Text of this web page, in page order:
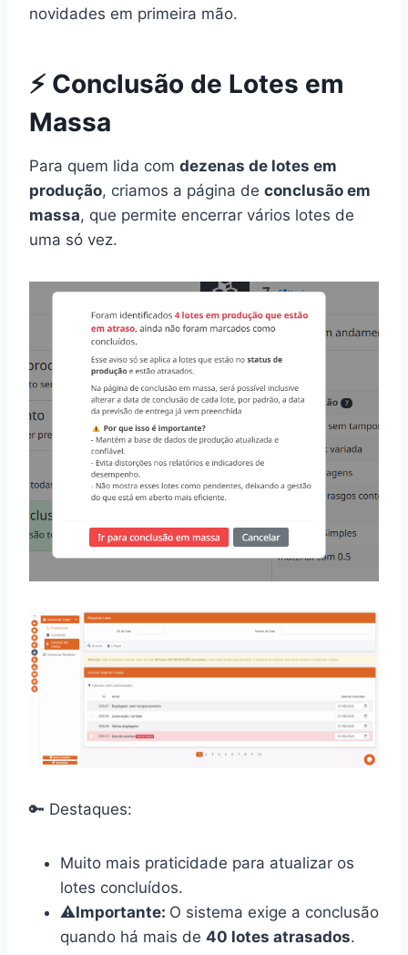
novidades em primeira mão.
⚡ Conclusão de Lotes em
Massa
Para quem lida com dezenas de lotes em
produção, criamos a página de conclusão em
massa, que permite encerrar vários lotes de
uma só vez.
🔑 Destaques:
Muito mais praticidade para atualizar os
lotes concluídos.
⚠️Importante: O sistema exige a conclusão
quando há mais de 40 lotes atrasados.